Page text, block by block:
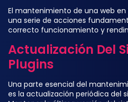
El mantenimiento de una web en
una serie de acciones
correcto funcionamiento y
Actualización Del
Plugins
Una parte esencial del
es la actualización periódica del